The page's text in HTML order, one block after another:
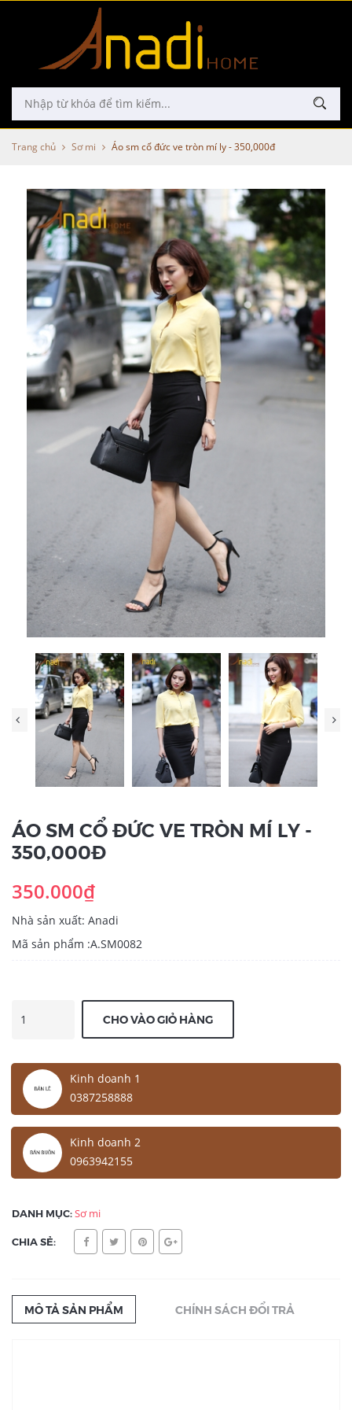
Trang chủ Sơ mi Áo sm cổ đức ve tròn mí ly - 350,000đ
ÁO SM CỔ ĐỨC VE TRÒN MÍ LY -
350,000Đ
350.000₫
Nhà sản xuất: Anadi
Mã sản phẩm :A.SM0082
CHO VÀO GIỎ HÀNG
Kinh doanh 1
0387258888
Kinh doanh 2
0963942155
DANH MỤC:Sơ mi
CHIA SẺ:
MÔ TẢ SẢN PHẨM CHÍNH SÁCH ĐỔI TRẢ